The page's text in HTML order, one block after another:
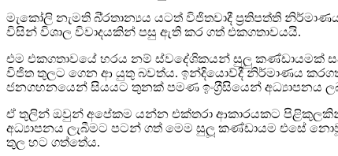
මැකෝලි නැමති බි‍්‍රතාන්‍යය යටත් විජිතවාදී ප‍්‍රතිපත්ති
විසින් විශාල විවාදයකින් පසු ඇති කර ගත් එකගතාවයයි.
එම එකගතාවයේ හරය නම් ස්වදේශිකයන් සුලු කණ්ඩායමක්
විජිත තුලට ගෙන ආ යුතු බවත්ය. ඉන්දියාෙව්දී නිර්මාණය
ජනගහනයෙන් සියයට තුනක් පමණ ඉංග‍්‍රීසියෙන් අධ්‍යාපනය
ඒ තුලින් ඔවුන් අපේකම යන්න එක්තරා ආකාරයකට පිළිකුලකින්
අධ්‍යාපනය ලැබීමට පටන් ගත් මෙම සුලූ කණ්ඩායම එසේ
තුල හට ගත්තේය.